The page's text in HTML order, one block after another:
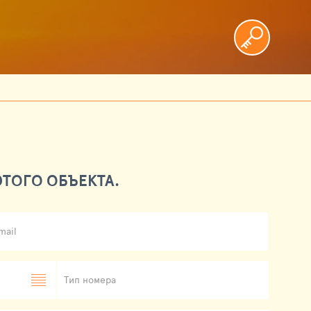
ОБЪЕКТА.
Тип номера